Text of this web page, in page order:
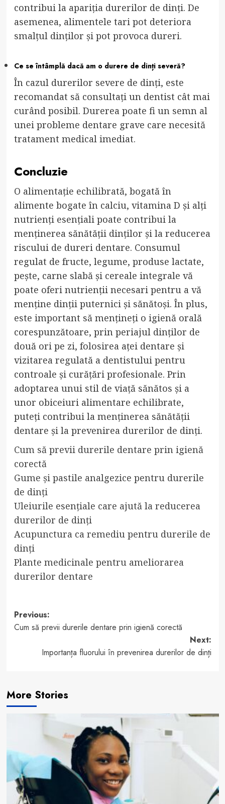
contribui la apariția durerilor de dinți. De
asemenea, alimentele tari pot deteriora
smalțul dinților și pot provoca dureri.
Ce se întâmplă dacă am o durere de dinți severă?
În cazul durerilor severe de dinți, este
recomandat să consultați un dentist cât mai
curând posibil. Durerea poate fi un semn al
unei probleme dentare grave care necesită
tratament medical imediat.
Concluzie
O alimentație echilibrată, bogată în
alimente bogate în calciu, vitamina D și alți
nutrienți esențiali poate contribui la
menținerea sănătății dinților și la reducerea
riscului de dureri dentare. Consumul
regulat de fructe, legume, produse lactate,
pește, carne slabă și cereale integrale vă
poate oferi nutrienții necesari pentru a vă
menține dinții puternici și sănătoși. În plus,
este important să mențineți o igienă orală
corespunzătoare, prin periajul dinților de
două ori pe zi, folosirea aței dentare și
vizitarea regulată a dentistului pentru
controale și curățări profesionale. Prin
adoptarea unui stil de viață sănătos și a
unor obiceiuri alimentare echilibrate,
puteți contribui la menținerea sănătății
dentare și la prevenirea durerilor de dinți.
Cum să previi durerile dentare prin igienă
corectă
Gume și pastile analgezice pentru durerile
de dinți
Uleiurile esențiale care ajută la reducerea
durerilor de dinți
Acupunctura ca remediu pentru durerile de
dinți
Plante medicinale pentru ameliorarea
durerilor dentare
Post
navigation
Previous:
Cum să previi durerile dentare prin igienă corectă
Next:
Importanța fluorului în prevenirea durerilor de dinți
More Stories